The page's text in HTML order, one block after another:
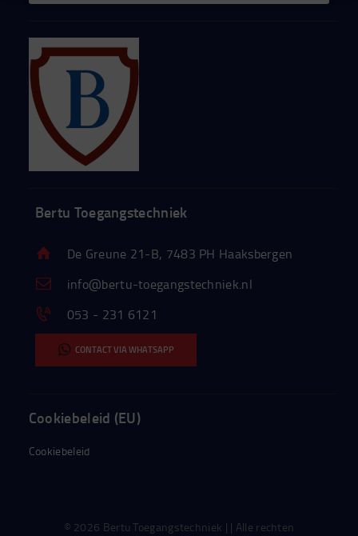
Bertu Toegangstechniek
De Greune 21-B, 7483 PH Haaksbergen
info@bertu-toegangstechniek.nl
053 - 231 6121
CONTACT VIA WHATSAPP
Cookiebeleid (EU)
Cookiebeleid
© 2026 Bertu Toegangstechniek | | Alle rechten